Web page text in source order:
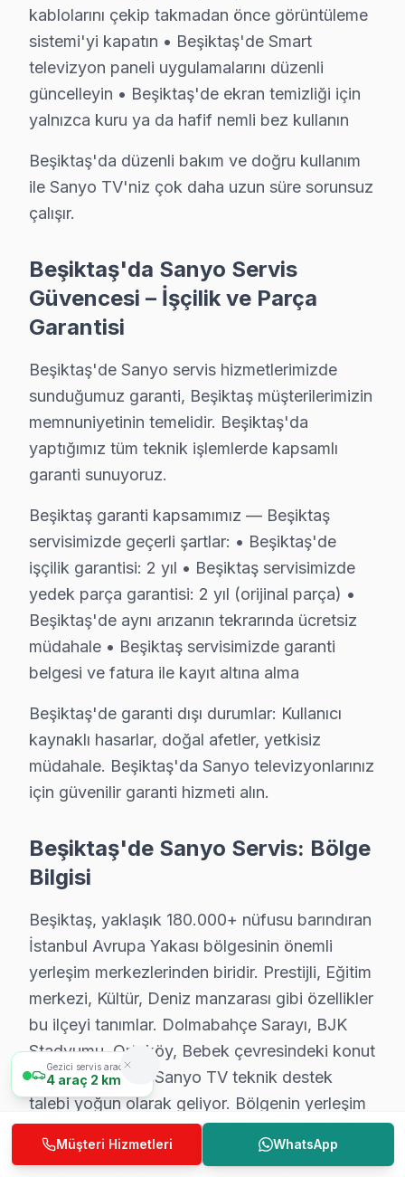
Beşiktaş'de aniden arızalanan Sanyo LED TV
Beşiktaş'de yerinde servis avantajları:
• Beşiktaş'de yerinde teşhis ve anlık fiyat teklifi
• Beşiktaş servisimizde parça onayınız olmadan işlem
• Beşiktaş'de sertifikalı teknisyen ile güvenli servis
• Beşiktaş servisimizde servis belgesi ve garanti fişi
• Beşiktaş'de ek arıza çıkması halinde bilgilendirme
Beşiktaş'da Sanyo yetkili servis kalitesinde hizmet
Sanyo TV Tamir Fiyatı – Beşiktaş Servisinde
Beşiktaş'da Sanyo televizyon paneli servis fiyatları,
Beşiktaş'de Sanyo TV arıza giderme fiyatları (2025
• Yazılım güncelleme ve hata giderme: ₺200 – ₺500
• T-Con kartı değişimi: ₺350 – ₺900
• Panel (ekran) değişimi: ₺1.500 – ₺8.000 (boyut ve
• Güç kartı (power board) tamiri: ₺400 – ₺1.200
• Ses kartı/hoparlör tamiri: ₺300 – ₺700
• Anakart tamiri/değişimi: ₺500 – ₺1.800
Beşiktaş fiyat politikamız — Beşiktaş servisimizde
• Beşiktaş'de ücretsiz arıza teşhisi (tamir yapılırsa)
• Beşiktaş servisimizde parça ve işçilik fiyatları ayrı
• Beşiktaş'de kapıda nakit veya kredi kartı ile ödeme
Not: Beşiktaş'de nihai fiyat, arıza teşhisinden sonra
Beşiktaş Sanyo TV Teknik Destek
VA Panel/LED Panel ve Ekran Onarımı: Renk
Kart Düzeyinde Tamir: Ana kart, güç kartı ve T-Con
Port ve Bağlantı Tamiri: HDMI, USB ve optik ses
» Beşiktaş genelinde mobil servis ekibimizle yerinde
Fiyat Politikamız: Sürpriz Yok, Güven Var
Beşiktaş'de fiyat konusunda şeffaflık ilkemizdir.
Beşiktaş'de arıza tespiti: Ücretsiz. Herhangi bir ön
Beşiktaş'de onaysız işlem yok: Fiyat teklifi
Beşiktaş garantili fiyat: Beşiktaş servisimizde teklif
Beşiktaş'de ödeme seçenekleri: Nakit, kredi kartı,
kablolarını çekip takmadan önce görüntüleme
sistemi'yi kapatın • Beşiktaş'de Smart
televizyon paneli uygulamalarını düzenli
güncelleyin • Beşiktaş'de ekran temizliği için
yalnızca kuru ya da hafif nemli bez kullanın
Beşiktaş'da düzenli bakım ve doğru kullanım
ile Sanyo TV'niz çok daha uzun süre sorunsuz
çalışır.
Beşiktaş'da Sanyo Servis
Güvencesi – İşçilik ve Parça
Garantisi
Beşiktaş'de Sanyo servis hizmetlerimizde
sunduğumuz garanti, Beşiktaş müşterilerimizin
memnuniyetinin temelidir. Beşiktaş'da
yaptığımız tüm teknik işlemlerde kapsamlı
garanti sunuyoruz.
Beşiktaş garanti kapsamımız — Beşiktaş
servisimizde geçerli şartlar: • Beşiktaş'de
işçilik garantisi: 2 yıl • Beşiktaş servisimizde
yedek parça garantisi: 2 yıl (orijinal parça) •
Beşiktaş'de aynı arızanın tekrarında ücretsiz
müdahale • Beşiktaş servisimizde garanti
belgesi ve fatura ile kayıt altına alma
Beşiktaş'de garanti dışı durumlar: Kullanıcı
kaynaklı hasarlar, doğal afetler, yetkisiz
müdahale. Beşiktaş'da Sanyo televizyonlarınız
için güvenilir garanti hizmeti alın.
Beşiktaş'de Sanyo Servis: Bölge
Bilgisi
Beşiktaş, yaklaşık 180.000+ nüfusu barındıran
İstanbul Avrupa Yakası bölgesinin önemli
yerleşim merkezlerinden biridir. Prestijli, Eğitim
merkezi, Kültür, Deniz manzarası gibi özellikler
bu ilçeyi tanımlar. Dolmabahçe Sarayı, BJK
Stadyumu, Ortaköy, Bebek çevresindeki konut
ve iş yerlerinden Sanyo TV teknik destek
talebi yoğun olarak geliyor. Bölgenin yerleşim
yapısı ve nüfus yoğunluğu, Sanyo marka TV
kullanım oranını doğrudan etkiliyor. Ekibimiz
Gezici servis aracımız
4 araç 2 km
Müşteri Hizmetleri WhatsApp